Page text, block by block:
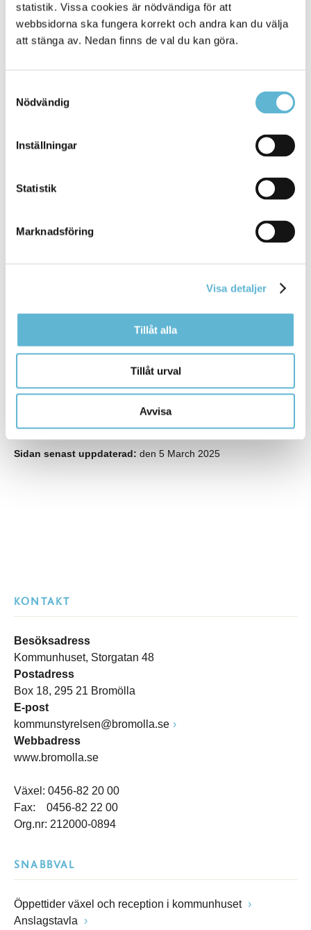
statistik. Vissa cookies är nödvändiga för att
webbsidorna ska fungera korrekt och andra kan du välja
att stänga av. Nedan finns de val du kan göra.
Nödvändig
Inställningar
Statistik
Marknadsföring
Visa detaljer
Tillåt alla
Tillåt urval
Avvisa
Vid misstanke om exponering till människa
Om du, i samband med hantering av fåglar, utvecklar
influensaliknande symtom (såsom feber, hosta,
Mer information om fågelinfluensa och aktuella
Fågelinfluensa - Jordbruksverket.se
Sjukdomsinformation om fågelinfluensa -
Sveriges veterinärmedicinska anstalt vill gärna få in
rapporter om fynd av sjuka eller döda vilda fåglar för att
öka kunskapen om smittläget för fågelinfluensa och andra
sjukdomar hos vilda fåglar.
Sidan senast uppdaterad: den 5 March 2025
KONTAKT
Besöksadress
Kommunhuset, Storgatan 48
Postadress
Box 18, 295 21 Bromölla
E-post
kommunstyrelsen@bromolla.se
Webbadress
www.bromolla.se
Växel: 0456-82 20 00
Fax: 0456-82 22 00
Org.nr: 212000-0894
SNABBVAL
Öppettider växel och reception i kommunhuset
Anslagstavla